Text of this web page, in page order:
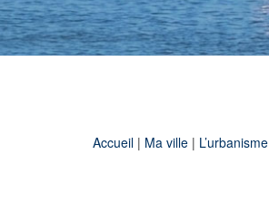
Accueil | Ma ville | L’urbanisme